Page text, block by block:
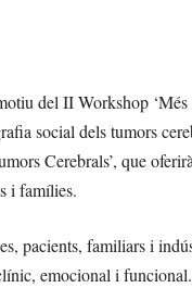
del II Workshop
social dels tumors
Cerebrals’, que
i famílies.
pacients, familiars i
emocional i